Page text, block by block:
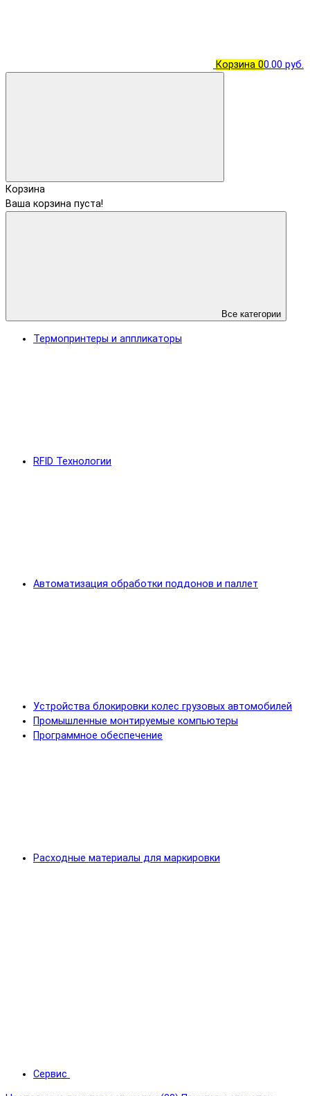
Корзина 00.00 руб.
Корзина
Ваша корзина пуста!
Все категории
Термопринтеры и аппликаторы
RFID Технологии
Автоматизация обработки поддонов и паллет
Устройства блокировки колес грузовых автомобилей
Промышленные монтируемые компьютеры
Программное обеспечение
Расходные материалы для маркировки
Сервис